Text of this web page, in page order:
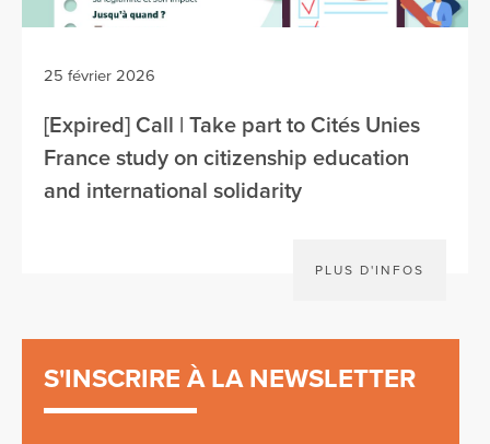
25 février 2026
[Expired] Call | Take part to Cités Unies
France study on citizenship education
and international solidarity
PLUS D'INFOS
S'INSCRIRE À LA NEWSLETTER